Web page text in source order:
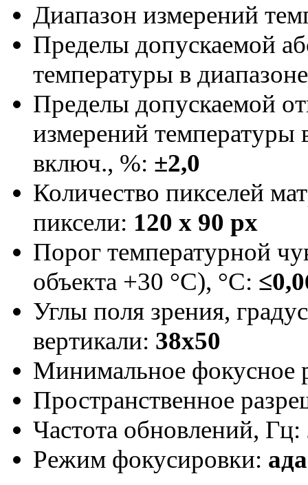
Диапазон измерений
Пределы допускаемой
температуры в
Пределы допускаемой
измерений температуры
включ., %: ±2,0
Количество пикселей
пиксели: 120 x 90 px
Порог температурной
объекта +30 °С), °С:
Углы поля зрения,
вертикали: 38x50
Минимальное фокусное
Пространственное
Частота обновлений, Гц:
Режим фокусировки: